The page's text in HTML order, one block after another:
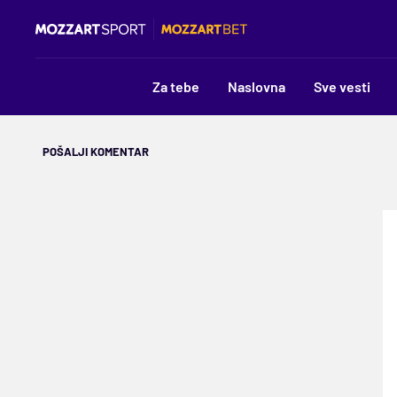
Za tebe Naslovna Sve vesti
POŠALJI KOMENTAR